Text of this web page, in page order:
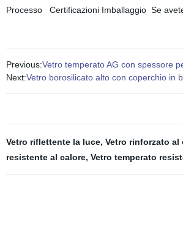
Processo Certificazioni Imballaggio Se
Previous:Vetro temperato AG con spessore
Next:Vetro borosilicato alto con coperchio in
Vetro riflettente la luce, Vetro rinforzato al
resistente al calore, Vetro temperato